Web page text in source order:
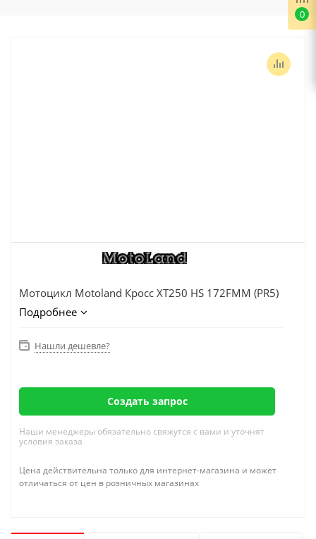
Мотоцикл Motoland Кросс XT250 HS 172FMM (PR5)
Подробнее
Нашли дешевле?
Создать запрос
Наши менеджеры обязательно свяжутся с вами и уточнят
условия заказа
Цена действительна только для интернет-магазина и может
отличаться от цен в розничных магазинах
0